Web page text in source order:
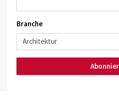
Branche